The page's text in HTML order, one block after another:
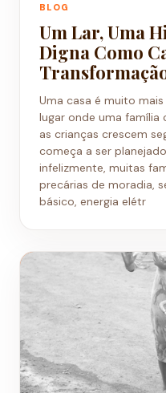
BLOG
Um Lar, Uma
Digna Como
Uma casa é muito
lugar onde uma família
as crianças crescem
começa a ser
infelizmente, muitas
precárias de moradia,
básico, energia elétr